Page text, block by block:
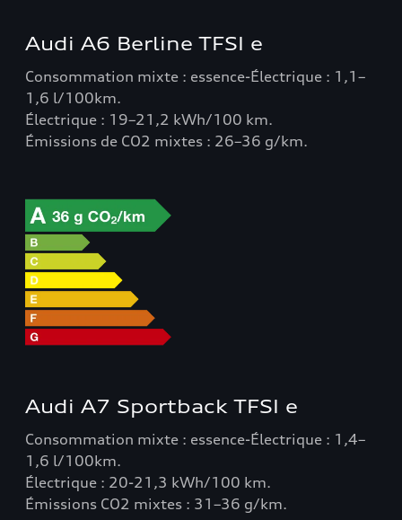
Audi A6 Berline TFSI e
Consommation mixte : essence-Électrique : 1,1–
1,6 l/100km.
Électrique : 19–21,2 kWh/100 km.
Émissions de CO2 mixtes : 26–36 g/km.
Audi A7 Sportback TFSI e
Consommation mixte : essence-Électrique : 1,4–
1,6 l/100km.
Électrique : 20-21,3 kWh/100 km.
Émissions CO2 mixtes : 31–36 g/km.